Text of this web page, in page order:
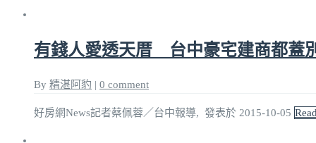
有錢人愛透天厝 台中豪宅建商都蓋
By 精湛阿豹 | 0 comment
好房網News記者蔡佩蓉／台中報導, 發表於 2015-10-05